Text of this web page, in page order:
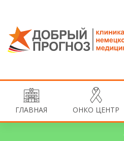
ГЛАВНАЯ ОНКО ЦЕНТР